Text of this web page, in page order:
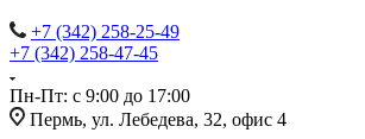
+7 (342) 258-25-49
+7 (342) 258-47-45
Пн-Пт: с 9:00 до 17:00
Пермь, ул. Лебедева, 32, офис 4